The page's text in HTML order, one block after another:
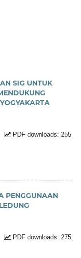
SIG UNTUK
PDF downloads: 255
PENGGUNAAN
PDF downloads: 275